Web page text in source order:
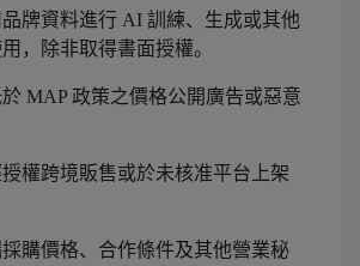
牌資料進行 AI 訓練、生成或其他
，除非取得書面授權。
MAP 政策之價格公開廣告或惡意
權跨境販售或於未核准平台上架
購價格、合作條件及其他營業秘